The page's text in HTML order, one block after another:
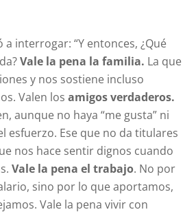
a interrogar: “Y entonces, ¿Qué
Vale la pena la familia. La que
y nos sostiene incluso
Valen los amigos verdaderos.
aunque no haya “me gusta” ni
esfuerzo. Ese que no da titulares
nos hace sentir dignos cuando
Vale la pena el trabajo. No por
sino por lo que aportamos,
Vale la pena vivir con